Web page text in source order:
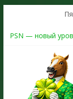
PSN — новый
The Kortz Center
Регистрация в
как